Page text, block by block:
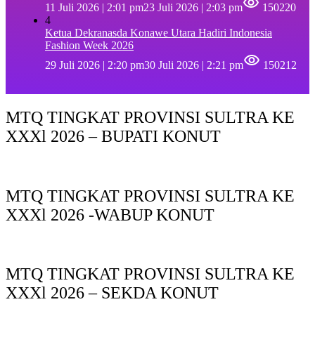
11 Juli 2026 | 2:01 pm23 Juli 2026 | 2:03 pm
150220
4
Ketua Dekranasda Konawe Utara Hadiri Indonesia
Fashion Week 2026
29 Juli 2026 | 2:20 pm30 Juli 2026 | 2:21 pm 150212
MTQ TINGKAT PROVINSI SULTRA KE
XXXl 2026 – BUPATI KONUT
MTQ TINGKAT PROVINSI SULTRA KE
XXXl 2026 -WABUP KONUT
MTQ TINGKAT PROVINSI SULTRA KE
XXXl 2026 – SEKDA KONUT